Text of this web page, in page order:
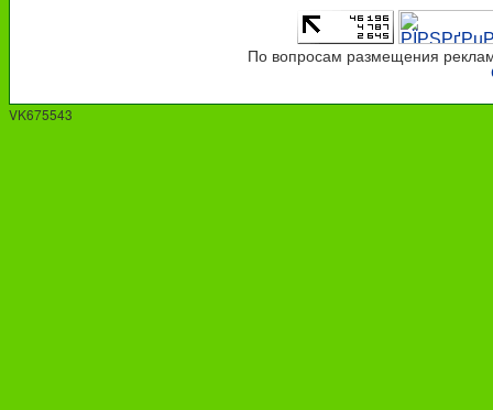
По вопросам размещения
VK675543